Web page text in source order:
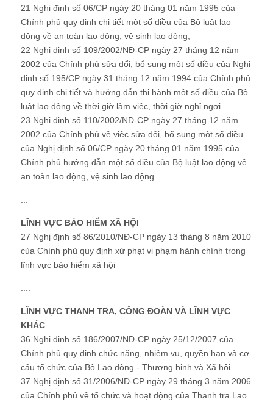
21 Nghị định số 06/CP ngày 20 tháng 01 năm 1995 của
Chính phủ quy định chi tiết một số điều của Bộ luật lao
động về an toàn lao động, vệ sinh lao động;
22 Nghị định số 109/2002/NĐ-CP ngày 27 tháng 12 năm
2002 của Chính phủ sửa đổi, bổ sung một số điều của Nghị
định số 195/CP ngày 31 tháng 12 năm 1994 của Chính phủ
quy định chi tiết và hướng dẫn thi hành một số điều của Bộ
luật lao động về thời giờ làm việc, thời giờ nghỉ ngơi
23 Nghị định số 110/2002/NĐ-CP ngày 27 tháng 12 năm
2002 của Chính phủ về việc sửa đổi, bổ sung một số điều
của Nghị định số 06/CP ngày 20 tháng 01 năm 1995 của
Chính phủ hướng dẫn một số điều của Bộ luật lao động về
an toàn lao động, vệ sinh lao động.
LĨNH VỰC BẢO HIỂM XÃ HỘI
27 Nghị định số 86/2010/NĐ-CP ngày 13 tháng 8 năm 2010
của Chính phủ quy định xử phạt vi phạm hành chính trong
lĩnh vực bảo hiểm xã hội
LĨNH VỰC THANH TRA, CÔNG ĐOÀN VÀ LĨNH VỰC
KHÁC
36 Nghị định số 186/2007/NĐ-CP ngày 25/12/2007 của
Chính phủ quy định chức năng, nhiệm vụ, quyền hạn và cơ
cấu tổ chức của Bộ Lao động - Thương binh và Xã hội
37 Nghị định số 31/2006/NĐ-CP ngày 29 tháng 3 năm 2006
của Chính phủ về tổ chức và hoạt động của Thanh tra Lao